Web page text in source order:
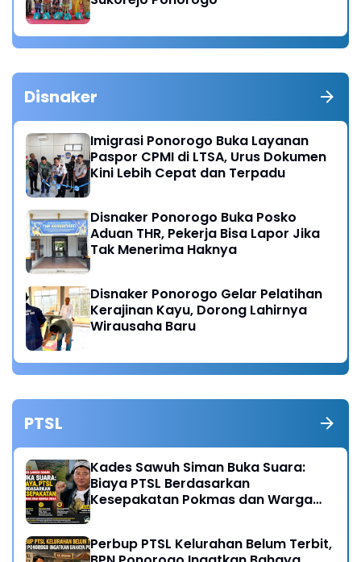
Disnaker
Imigrasi Ponorogo Buka Layanan
Paspor CPMI di LTSA, Urus Dokumen
Kini Lebih Cepat dan Terpadu
Disnaker Ponorogo Buka Posko
Aduan THR, Pekerja Bisa Lapor Jika
Tak Menerima Haknya
Disnaker Ponorogo Gelar Pelatihan
Kerajinan Kayu, Dorong Lahirnya
Wirausaha Baru
PTSL
Kades Sawuh Siman Buka Suara:
Biaya PTSL Berdasarkan
Kesepakatan Pokmas dan Warga
Perbup PTSL Kelurahan Belum Terbit,